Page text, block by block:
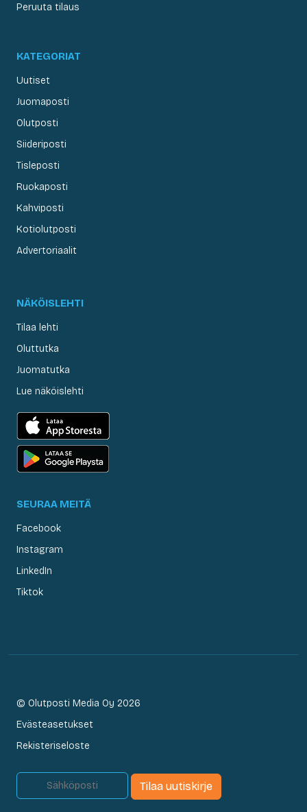
Peruuta tilaus
KATEGORIAT
Uutiset
Juomaposti
Olutposti
Siideriposti
Tisleposti
Ruokaposti
Kahviposti
Kotiolutposti
Advertoriaalit
NÄKÖISLEHTI
Tilaa lehti
Oluttutka
Juomatutka
Lue näköislehti
SEURAA MEITÄ
Facebook
Instagram
LinkedIn
Tiktok
© Olutposti Media Oy 2026
Evästeasetukset
Rekisteriseloste
Tilaa uutiskirje